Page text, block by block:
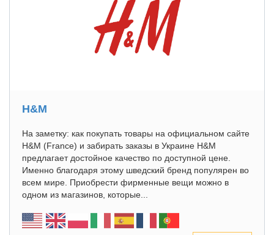
H&M
На заметку: как покупать товары на официальном сайте
H&M (France) и забирать заказы в Украине H&M
предлагает достойное качество по доступной цене.
Именно благодаря этому шведский бренд популярен во
всем мире. Приобрести фирменные вещи можно в
одном из магазинов, которые...